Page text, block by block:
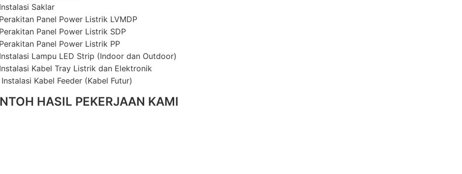
Instalasi Saklar
Perakitan Panel Power Listrik LVMDP
Perakitan Panel Power Listrik SDP
Perakitan Panel Power Listrik PP
Instalasi Lampu LED Strip (Indoor dan Outdoor)
Instalasi Kabel Tray Listrik dan Elektronik
Instalasi Kabel Feeder (Kabel Futur)
HASIL PEKERJAAN KAMI